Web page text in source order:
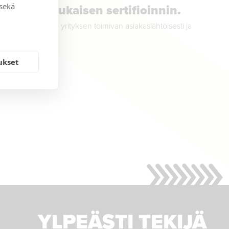
mukaisen sertifioinnin.
Se osoittaa yrityksen toimivan asiakaslähtöisesti ja
YLPEÄSTI TEKIJÄ